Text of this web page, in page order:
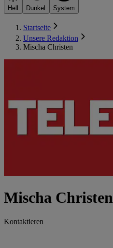
Hell Dunkel System
Startseite
Unsere Redaktion
Mischa Christen
Mischa Christen
Kontaktieren